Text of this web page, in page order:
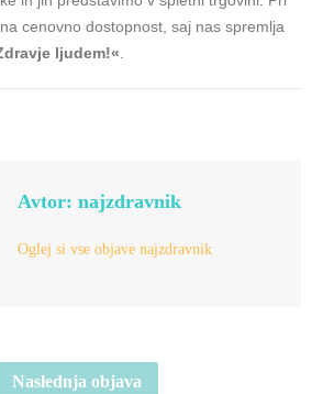
cenovno dostopnost, saj nas spremlja
ljudem!«
Avtor: najzdravnik
Oglej si vse objave najzdravnik
Naslednja objava